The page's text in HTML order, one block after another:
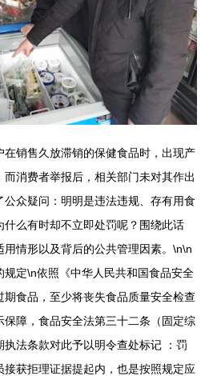
在销售久放滞销的保健食品时，出现产
消费者举报后，相关部门未对其作出
众疑问：明明是违法违规、存有用食
么有时却不立即处罚呢？围绕此话
情形以及背后的公共管理因素。\n\n
定\n依照《中华人民共和国食品安全
食品，至少将丧失食品质量安全检查
障，食品安全法第三十二条（固定综
法条款对此予以明令查处标记 ：罚
获拒理证据提起内，也是按照规定应